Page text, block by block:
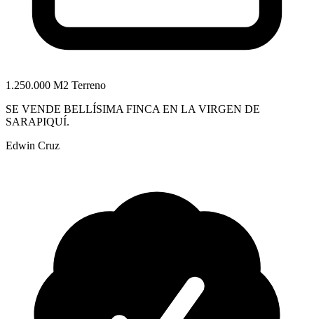
1.250.000 M2 Terreno
SE VENDE BELLÍSIMA FINCA EN LA VIRGEN DE
SARAPIQUÍ.
Edwin Cruz